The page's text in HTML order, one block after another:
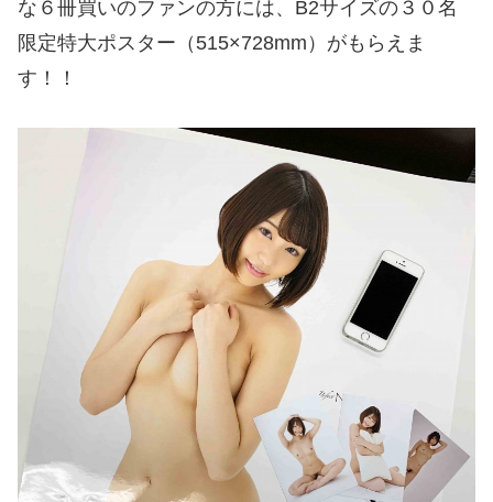
な６冊買いのファンの方には、B2サイズの３０名
限定特大ポスター（515×728mm）がもらえま
す！！